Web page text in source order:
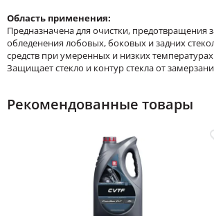
Область применения:
Предназначена для очистки, предотвращения
обледенения лобовых, боковых и задних
средств при умеренных и низких
Защищает стекло и контур стекла от
Рекомендованные товары